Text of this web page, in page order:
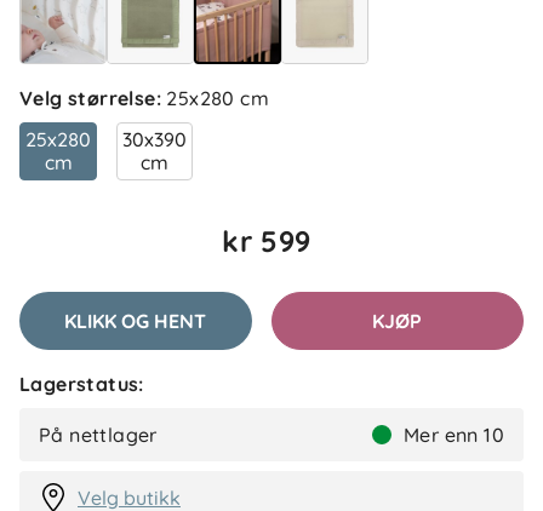
Velg størrelse: 25x280 cm
25x280
cm
30x390
cm
kr 599
KLIKK OG HENT KJØP
Lagerstatus:
På nettlager Mer enn 10
Velg butikk
Anmeldelser (3)
M Merethe
2 måneder siden
KS